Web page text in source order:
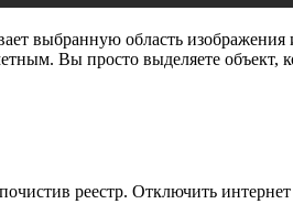
выбранную область
Вы просто выделяете объект,
реестр. Отключить